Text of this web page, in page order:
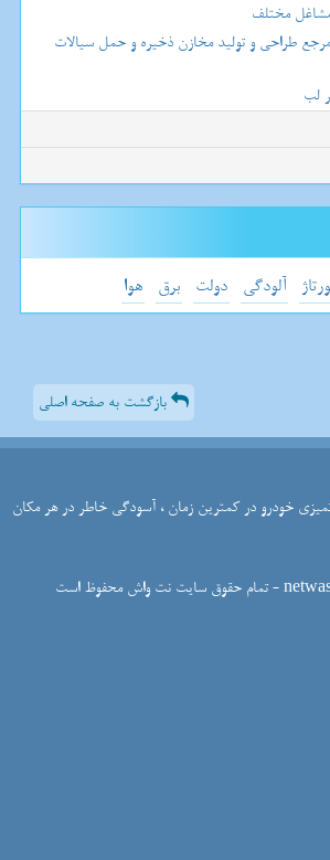
مشاغل مختلف
طراحی و تولید مخازن ذخیره و حمل سیالات
لب
آلودگی دولت برق هوا
بازگشت به صفحه اصلی
خودرو در کمترین زمان ، آسودگی خاطر در هر مکان